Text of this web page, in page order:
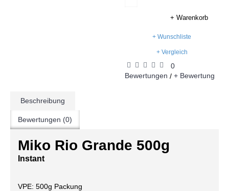
+ Warenkorb
+ Wunschliste
+ Vergleich
0
Bewertungen / + Bewertung
Beschreibung
Bewertungen (0)
Miko Rio Grande 500g
Instant
VPE: 500g Packung